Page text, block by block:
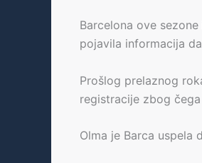
Barcelona ove
pojavila informacija
Prošlog prelaznog
registracije zbog
Olma je Barca uspela